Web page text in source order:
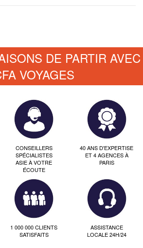
DE PARTIR AVEC
VOYAGES
CONSEILLERS
SPÉCIALISTES
ASIE À VOTRE
ÉCOUTE
40 ANS D'EXPERTISE
ET 4 AGENCES À
PARIS
1 000 000 CLIENTS
SATISFAITS
ASSISTANCE
LOCALE 24H/24